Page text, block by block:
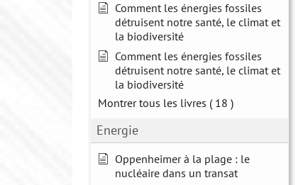
Comment les énergies fossiles
détruisent notre santé, le climat et
la biodiversité
Comment les énergies fossiles
détruisent notre santé, le climat et
la biodiversité
Montrer tous les livres ( 18 )
Energie
Oppenheimer à la plage : le
nucléaire dans un transat